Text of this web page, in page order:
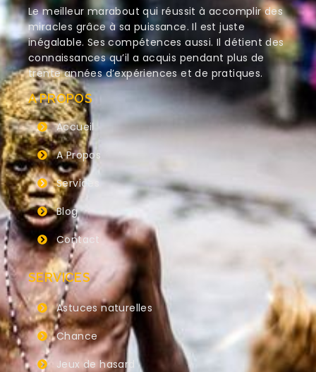
Le meilleur marabout qui réussit à accomplir des
miracles grâce à sa puissance. Il est juste
inégalable. Ses compétences aussi. Il détient des
connaissances qu’il a acquis pendant plus de
trente années d’expériences et de pratiques.
A PROPOS
Accueil
A Propos
Services
Blog
Contact
SERVICES
Astuces naturelles
Chance
Jeux de hasard